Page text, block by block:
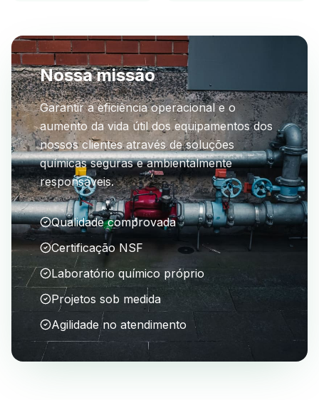
Nossa missão
Garantir a eficiência operacional e o
aumento da vida útil dos equipamentos dos
nossos clientes através de soluções
químicas seguras e ambientalmente
responsáveis.
Qualidade comprovada
Certificação NSF
Laboratório químico próprio
Projetos sob medida
Agilidade no atendimento